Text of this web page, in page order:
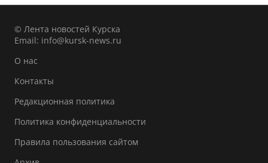
© Лента новостей Курска
Email: info@kursk-news.ru
О нас
Контакты
Редакционная политика
Политика конфиденциальности
Правила пользования сайтом